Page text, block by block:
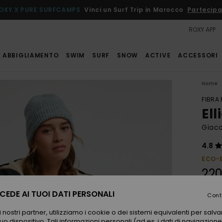
X PURE SURFCAMPS Vinci un Surf Trip in Marocco
ROXY APP
ABBIGLIAMENTO SWIM SURF SNOW ACTIVE ACCESSORI
Home
FIBRA
4.8
ECO-
AI TUOI DATI PERSONALI
partner, utilizziamo i cookie o dei sistemi equivalenti per